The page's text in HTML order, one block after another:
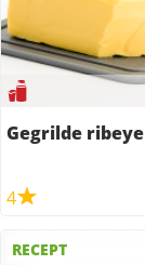
Gegrilde
4
RECEPT